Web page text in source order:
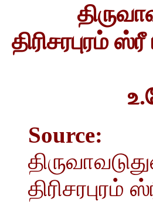
திரிசரபுரம்
Source: